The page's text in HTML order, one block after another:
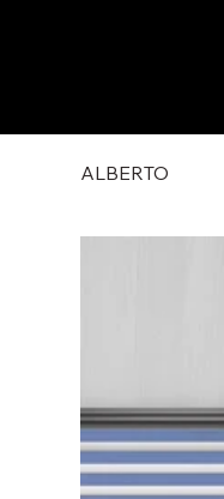
ALBERTO